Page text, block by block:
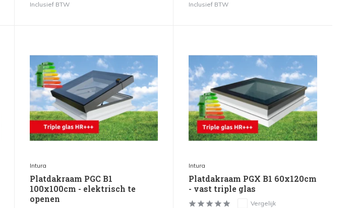
Inclusief BTW Inclusief BTW
Intura
Platdakraam PGC B1
100x100cm - elektrisch te
openen
Intura
Platdakraam PGX B1 60x120cm
- vast triple glas
Vergelijk